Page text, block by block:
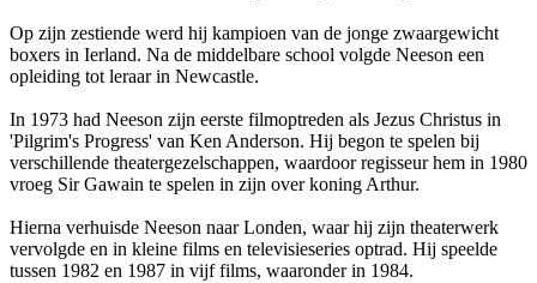
Op zijn zestiende werd hij kampioen van de jonge zwaargewicht
boxers in Ierland. Na de middelbare school volgde Neeson een
opleiding tot leraar in Newcastle.
In 1973 had Neeson zijn eerste filmoptreden als Jezus Christus in
'Pilgrim's Progress' van Ken Anderson. Hij begon te spelen bij
verschillende theatergezelschappen, waardoor regisseurhem in 1980
vroeg Sir Gawain te spelen in zijn over koning Arthur.
Hierna verhuisde Neeson naar Londen, waar hij zijn theaterwerk
vervolgde en in kleine films en televisieseries optrad. Hij speelde
tussen 1982 en 1987 in vijf films, waaronderin 1984.